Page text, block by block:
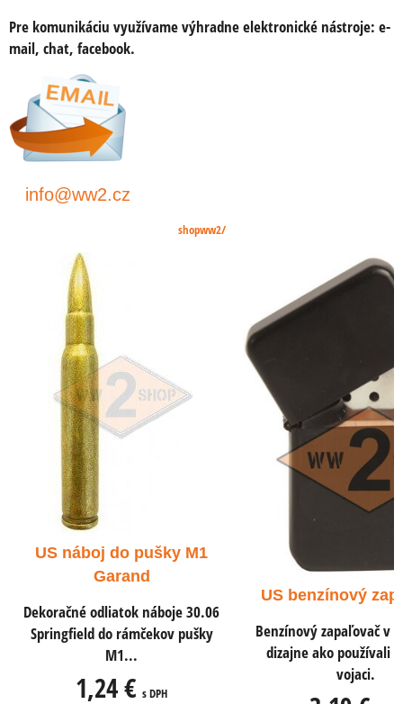
Pre komunikáciu využívame výhradne elektronické nástroje: e-
mail, chat, facebook.
info@ww2.cz
shopww2/
30.06
US benzínový zapaľovač
Benzínový zapaľovač v rovnakom
dizajne ako používali americkí
US
Dekoračné
ACP do